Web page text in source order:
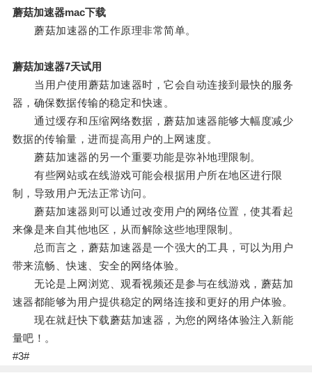
蘑菇加速器mac下载
蘑菇加速器的工作原理非常简单。
蘑菇加速器7天试用
当用户使用蘑菇加速器时，它会自动连接到最快的服务
器，确保数据传输的稳定和快速。
通过缓存和压缩网络数据，蘑菇加速器能够大幅度减少
数据的传输量，进而提高用户的上网速度。
蘑菇加速器的另一个重要功能是弥补地理限制。
有些网站或在线游戏可能会根据用户所在地区进行限
制，导致用户无法正常访问。
蘑菇加速器则可以通过改变用户的网络位置，使其看起
来像是来自其他地区，从而解除这些地理限制。
总而言之，蘑菇加速器是一个强大的工具，可以为用户
带来流畅、快速、安全的网络体验。
无论是上网浏览、观看视频还是参与在线游戏，蘑菇加
速器都能够为用户提供稳定的网络连接和更好的用户体验。
现在就赶快下载蘑菇加速器，为您的网络体验注入新能
量吧！。
#3#